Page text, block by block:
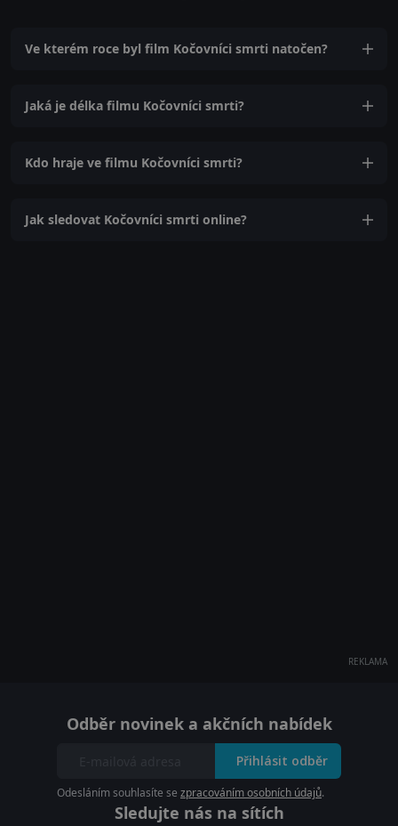
Ve kterém roce byl film Kočovníci smrti natočen?
Jaká je délka filmu Kočovníci smrti?
Kdo hraje ve filmu Kočovníci smrti?
Jak sledovat Kočovníci smrti online?
REKLAMA
Odběr novinek a akčních nabídek
Přihlásit odběr
Odesláním souhlasíte se zpracováním osobních údajů.
Sledujte nás na sítích